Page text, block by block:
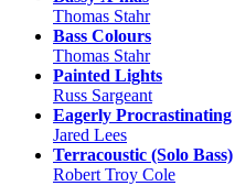
Thomas Stahr
Bass Colours
Thomas Stahr
Painted Lights
Russ Sargeant
Eagerly Procrastinating
Jared Lees
Terracoustic (Solo Bass)
Robert Troy Cole